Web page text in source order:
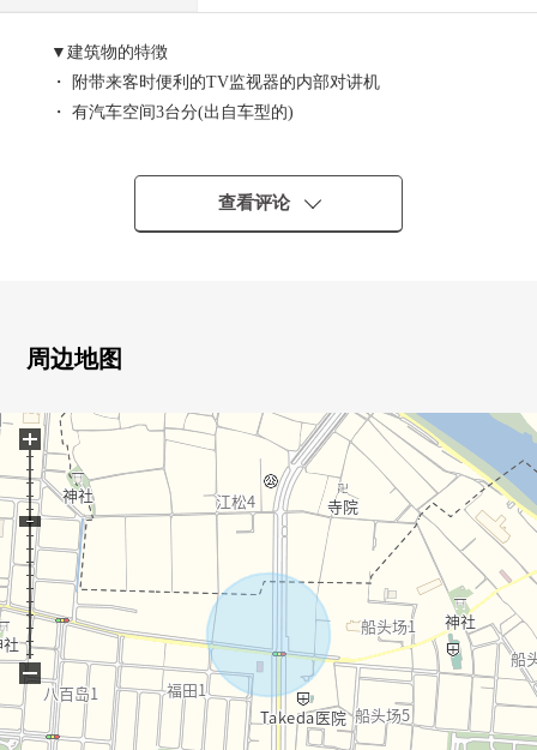
▼建筑物的特徴
・ 附带来客时便利的TV监视器的内部对讲机
・ 有汽车空间3台分(出自车型的)
▼房间的特徴
・ 家务流迹线被想的容易使用的房型
・ 约20.5张塌塌米宽松的LDK(含有畳角)
・ 1具在洗涤槽周围感觉清醒的出示的净水器型栓
・ 1.2楼有厕所
・ 浴室有窗
・ 收藏家庭壁橱，充实
・ 附带来客时便利的TV监视器的内部对讲机
■ 在找想要的家方面给予帮助的━━━━━・・・
房源的详细、需讨论是如有意向，请跟我们联系。
查看评论
周边地图
+
−